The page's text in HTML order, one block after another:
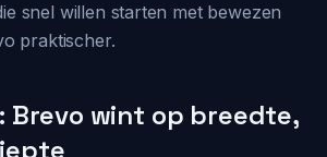
snel willen starten met bewezen
praktischer.
Brevo wint op breedte,